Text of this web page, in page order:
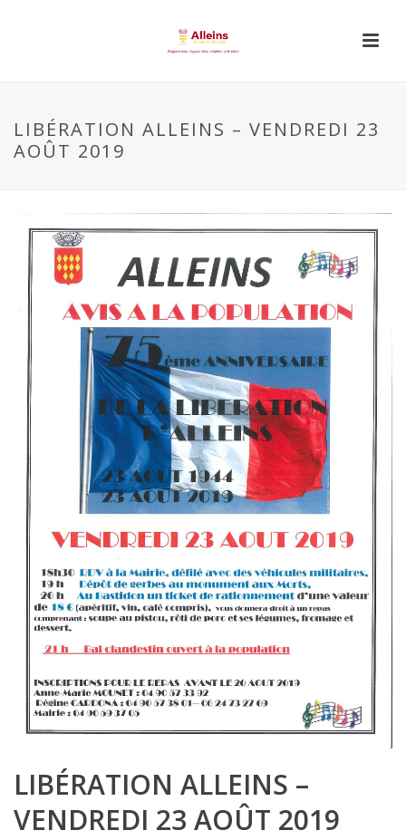
LIBÉRATION ALLEINS – VENDREDI 23
AOÛT 2019
LIBÉRATION ALLEINS –
VENDREDI 23 AOÛT 2019